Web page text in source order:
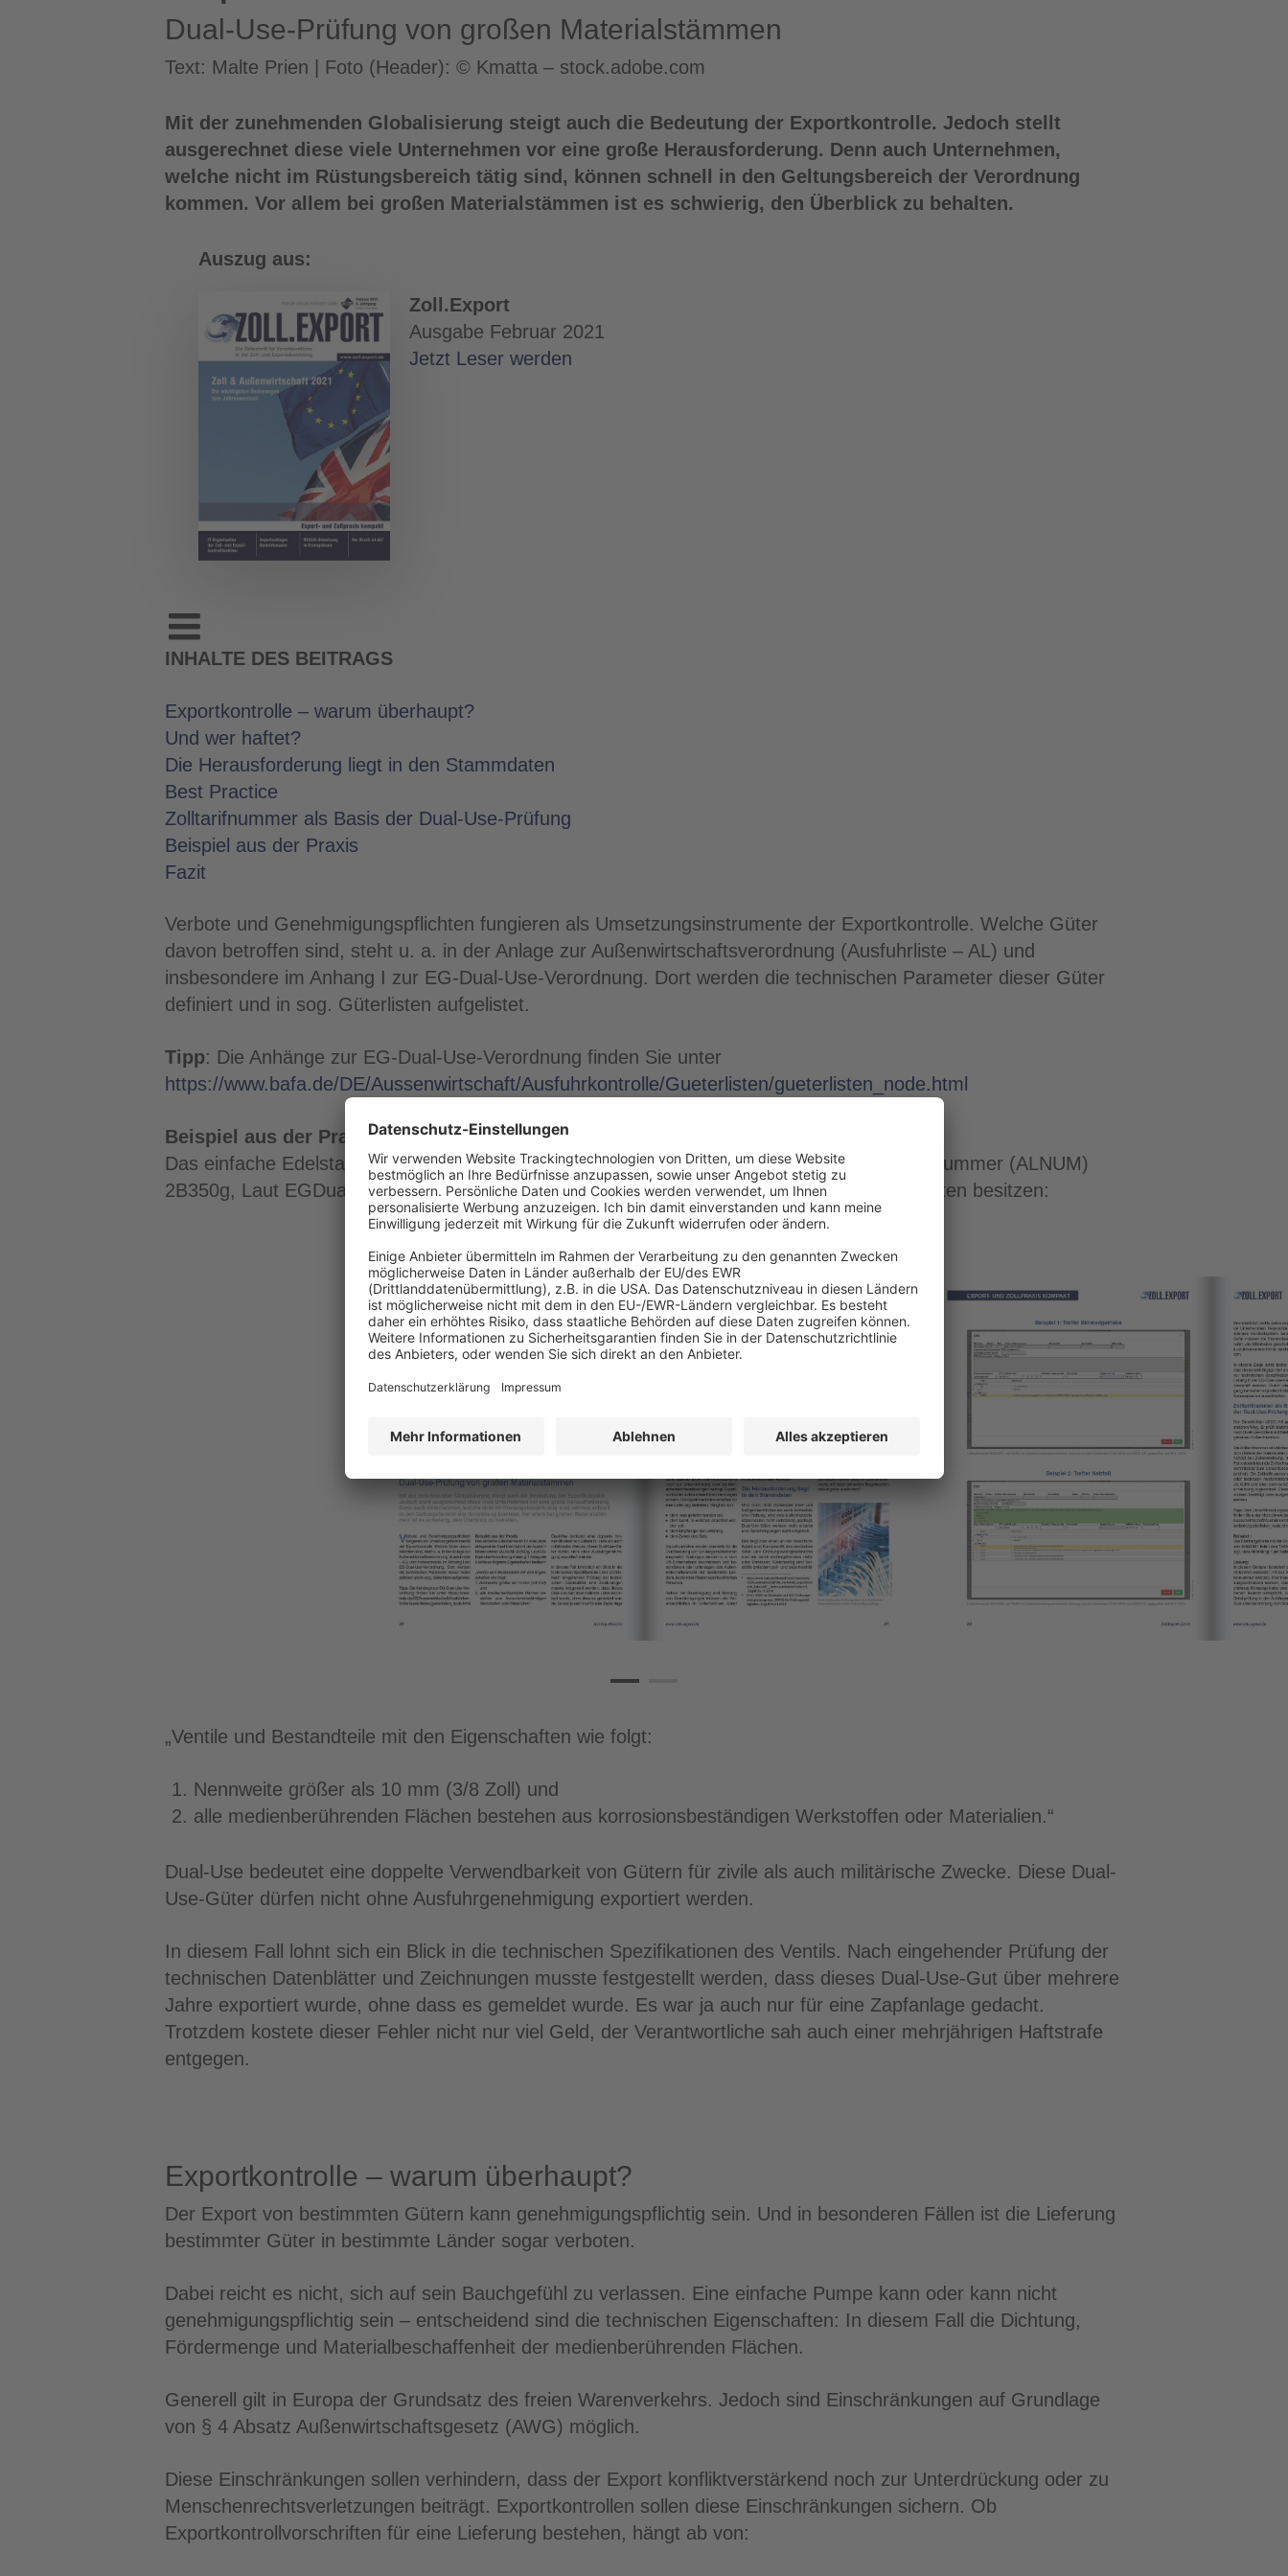
Dual-Use-Prüfung von großen Materialstämmen
Text: Malte Prien | Foto (Header): © Kmatta – stock.adobe.com
Mit der zunehmenden Globalisierung steigt auch die Bedeutung der Exportkontrolle. Jedoch stellt
ausgerechnet diese viele Unternehmen vor eine große Herausforderung. Denn auch Unternehmen,
welche nicht im Rüstungsbereich tätig sind, können schnell in den Geltungsbereich der Verordnung
kommen. Vor allem bei großen Materialstämmen ist es schwierig, den Überblick zu behalten.
Auszug aus:
Zoll.Export
Ausgabe Februar 2021
Jetzt Leser werden
INHALTE DES BEITRAGS
Exportkontrolle – warum überhaupt?
Und wer haftet?
Die Herausforderung liegt in den Stammdaten
Best Practice
Zolltarifnummer als Basis der Dual-Use-Prüfung
Beispiel aus der Praxis
Fazit
Verbote und Genehmigungspflichten fungieren als Umsetzungsinstrumente der Exportkontrolle. Welche Güter
davon betroffen sind, steht u. a. in der Anlage zur Außenwirtschaftsverordnung (Ausfuhrliste – AL) und
insbesondere im Anhang I zur EG-Dual-Use-Verordnung. Dort werden die technischen Parameter dieser Güter
definiert und in sog. Güterlisten aufgelistet.
Tipp: Die Anhänge zur EG-Dual-Use-Verordnung finden Sie unter
https://www.bafa.de/DE/Aussenwirtschaft/Ausfuhrkontrolle/Gueterlisten/gueterlisten_node.html
Beispiel aus der Praxis
Das einfache Edelstahlventil für eine Zapfanlage ist ein Dual-Use-Gut mit der Ausfuhrlistennummer (ALNUM)
2B350g, Laut EGDual-Use-Verordnung Anhang 1 Kategorie 2 sollte es folgende Eigenschaften besitzen:
„Ventile und Bestandteile mit den Eigenschaften wie folgt:
Nennweite größer als 10 mm (3/8 Zoll) und
alle medienberührenden Flächen bestehen aus korrosionsbeständigen Werkstoffen oder Materialien.“
Dual-Use bedeutet eine doppelte Verwendbarkeit von Gütern für zivile als auch militärische Zwecke. Diese Dual-
Use-Güter dürfen nicht ohne Ausfuhrgenehmigung exportiert werden.
In diesem Fall lohnt sich ein Blick in die technischen Spezifikationen des Ventils. Nach eingehender Prüfung der
technischen Datenblätter und Zeichnungen musste festgestellt werden, dass dieses Dual-Use-Gut über mehrere
Jahre exportiert wurde, ohne dass es gemeldet wurde. Es war ja auch nur für eine Zapfanlage gedacht.
Trotzdem kostete dieser Fehler nicht nur viel Geld, der Verantwortliche sah auch einer mehrjährigen Haftstrafe
entgegen.
Exportkontrolle – warum überhaupt?
Der Export von bestimmten Gütern kann genehmigungspflichtig sein. Und in besonderen Fällen ist die Lieferung
bestimmter Güter in bestimmte Länder sogar verboten.
Dabei reicht es nicht, sich auf sein Bauchgefühl zu verlassen. Eine einfache Pumpe kann oder kann nicht
genehmigungspflichtig sein – entscheidend sind die technischen Eigenschaften: In diesem Fall die Dichtung,
Fördermenge und Materialbeschaffenheit der medienberührenden Flächen.
Generell gilt in Europa der Grundsatz des freien Warenverkehrs. Jedoch sind Einschränkungen auf Grundlage
von § 4 Absatz Außenwirtschaftsgesetz (AWG) möglich.
Diese Einschränkungen sollen verhindern, dass der Export konfliktverstärkend noch zur Unterdrückung oder zu
Menschenrechtsverletzungen beiträgt. Exportkontrollen sollen diese Einschränkungen sichern. Ob
Exportkontrollvorschriften für eine Lieferung bestehen, hängt ab von: